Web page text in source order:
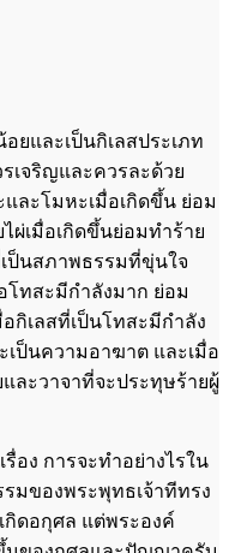
ยและเป็นกิเลสประเภท
เจริญและควรละด้วย
ละโมหะเมื่อเกิดขึ้น ย่อม
ผ่เมื่อเกิดขึ้นย่อมทำร้าย
ป็นสภาพธรรมที่ขุ่นใจ
โทสะมีกำลังมาก ย่อม
กิเลสที่เป็นโทสะมีกำลัง
เป็นความอาฆาต และเมื่อ
ละวาจาที่จะประทุษร้ายผู้
อง การจะทำอย่างไรใน
มของพระพุทธเจ้าทีทรง
กิดอกุศล แต่พระองค์